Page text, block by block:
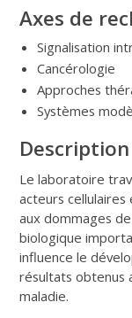
Axes de
Signalisation
Cancérologie
Approches
Systèmes
Le laboratoire
acteurs cellulaires
aux dommages
biologique
influence le
résultats obtenus
maladie.